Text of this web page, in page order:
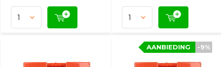
-9%
AANBIEDING